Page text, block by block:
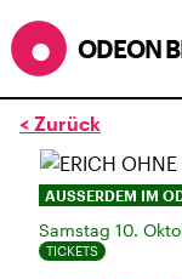
ODEON
Anzeigen als:
< Zurück
AUSSERDEM IM
Samstag 10.
TICKETS